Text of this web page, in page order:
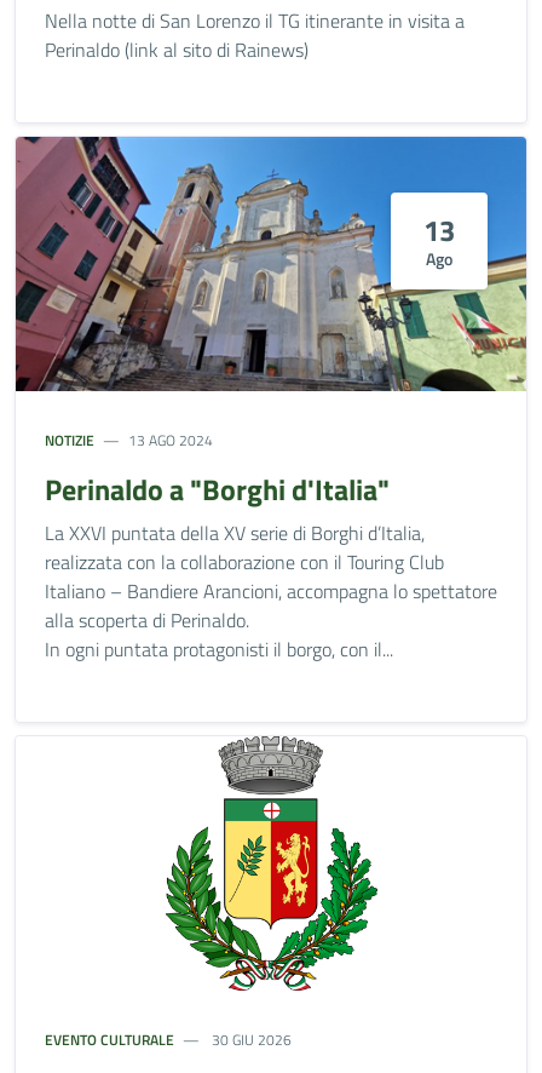
Nella notte di San Lorenzo il TG itinerante in visita a
Perinaldo (link al sito di Rainews)
13
Ago
NOTIZIE 13 AGO 2024
Perinaldo a "Borghi d'Italia"
La XXVI puntata della XV serie di Borghi d’Italia,
realizzata con la collaborazione con il Touring Club
Italiano – Bandiere Arancioni, accompagna lo spettatore
alla scoperta di Perinaldo.
In ogni puntata protagonisti il borgo, con il...
EVENTO CULTURALE 30 GIU 2026